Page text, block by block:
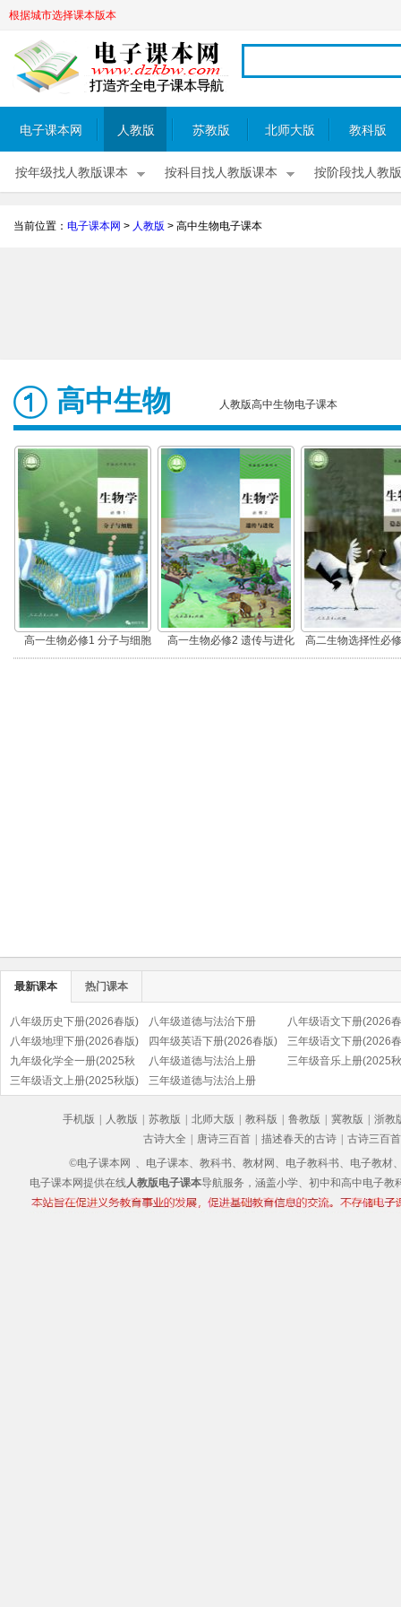
根据城市选择课本版本
电子课本网 人教版 苏教版 北师大版 教科版
按年级找人教版课本 按科目找人教版课本 按阶段找人教
当前位置： 电子课本网 > 人教版 > 高中生物电子课本
高中生物 人教版高中生物电子课本
高一生物必修1 分子与细胞 高一生物必修2 遗传与进化
高二生物选择性必
调节
最新课本 热门课本
八年级历史下册(2026春版)
(部编版)
八年级道德与法治下册
(2026春版)(部编版)
八年级语文下册(2026
(部编版)
八年级地理下册(2026春版)
四年级英语下册(2026春版)
(PEP)
三年级语文下册(2026
(部编版)
九年级化学全一册(2025秋
版)
八年级道德与法治上册
(2025秋版)(部编版)
三年级音乐上册(2025
三年级语文上册(2025秋版)
三年级道德与法治上册
手机版
人教版 苏教版 北师大版 教科版 鲁教版 冀教版
浙教
古诗大全
唐诗三百首 描述春天的古诗
古诗三百首
©电子课本网 、电子课本、教科书、教材网、电子教科书、电子教材
电子课本网提供在线人教版电子课本导航服务，涵盖小学、初中和高中电子